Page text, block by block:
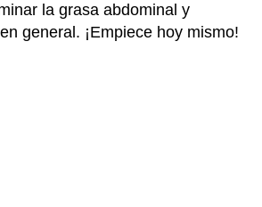
la grasa abdominal y
general. ¡Empiece hoy mismo!